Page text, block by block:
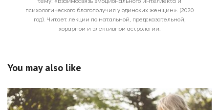
психологического благополучия у одиноких женщин». (2020
год). Читает лекции по натальной, предсказательной,
хорарной и элективной астрологии.
You may also like